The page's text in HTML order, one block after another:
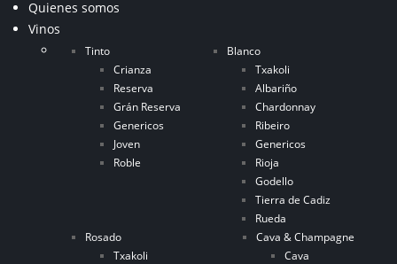
Quienes somos
Vinos
Tinto
Crianza
Reserva
Grán Reserva
Genericos
Joven
Roble
Blanco
Txakoli
Albariño
Chardonnay
Ribeiro
Genericos
Rioja
Godello
Tierra de Cadiz
Rueda
Rosado
Txakoli
Cava & Champagne
Cava